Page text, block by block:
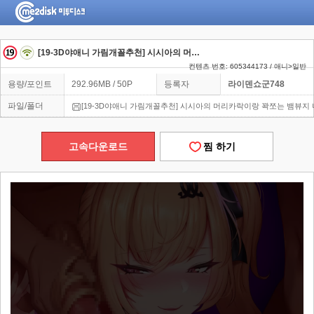
[19-3D야애니 가림개꼴추천] 시시아의 머리카락이
컨텐츠 번호: 605344173 / 애니>일반
용량/포인트 292.96MB / 50P 등록자 라이덴쇼군748
파일/폴더 [19-3D야애니 가림개꼴추천] 시시아의 머리카락이랑 꽉쪼는 뱀뷰지
고속다운로드 찜 하기